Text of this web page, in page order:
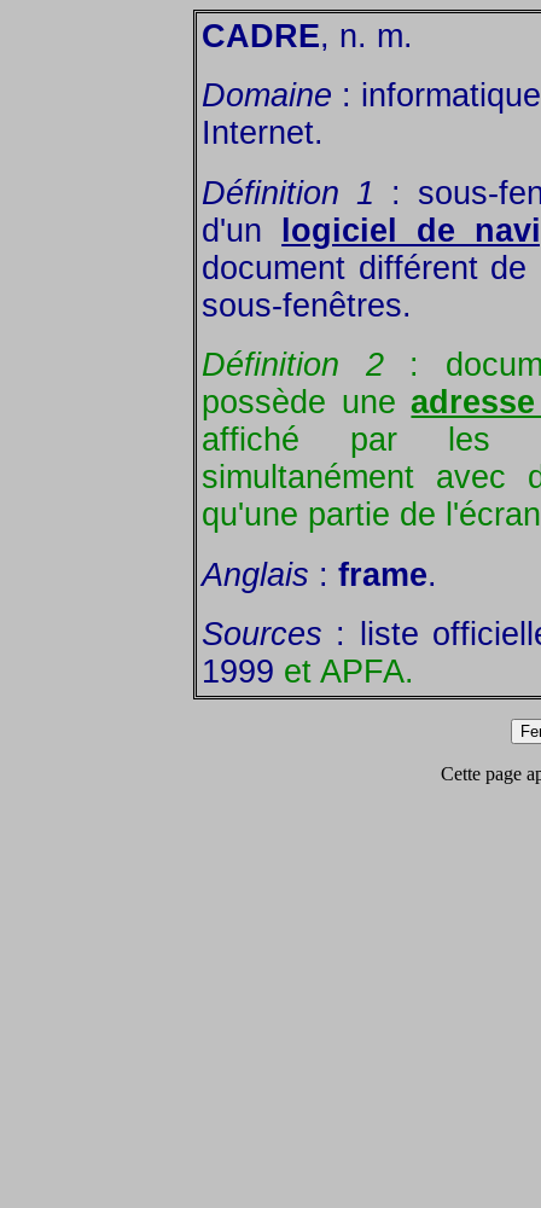
CADRE, n. m.
Domaine :
Internet.
Définition 1 : sous-
d'un
logiciel de
document différent
sous-fenêtres.
Définition 2:
possède une
affiché par les
simultanément avec
qu'une partie de
Anglais : frame.
Sources : liste
1999 et APFA.
Cette page